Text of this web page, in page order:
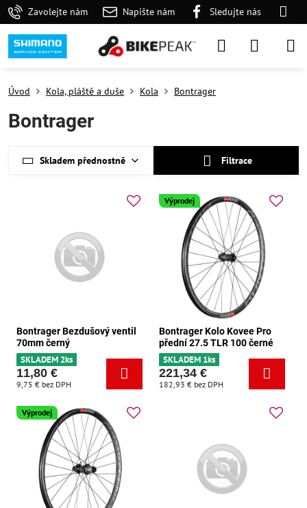
Zavolejte nám Napište nám Sledujte nás
Úvod Kola, pláště a duše Kola Bontrager
Bontrager
Skladem přednostně Filtrace
Bontrager Bezdušový ventil
70mm černý
SKLADEM 2ks
11,80 €
9,75 € bez DPH
Výprodej
Bontrager Kolo Kovee Pro
přední 27.5 TLR 100 černé
SKLADEM 1ks
221,34 €
182,93 € bez DPH
Výprodej